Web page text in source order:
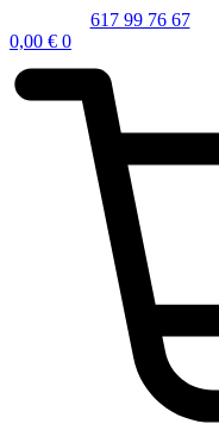
617 99 76 67
0,00 € 0